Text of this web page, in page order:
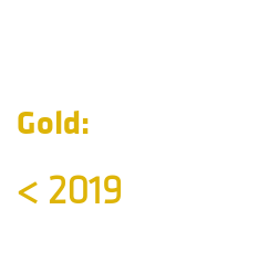
Gold:
< 2019